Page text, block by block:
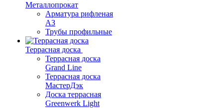
Металлопрокат
Арматура рифленая
АЗ
Трубы профильные
Террасная доска
Террасная доска
Grand Line
Террасная доска
МастерДэк
Доска террасная
Greenwerk Light